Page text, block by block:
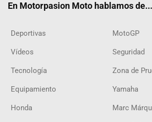
En Motorpasion Moto hablamos de...
Deportivas MotoGP
Vídeos Seguridad
Tecnología Zona de
Equipamiento Yamaha
Honda Marc